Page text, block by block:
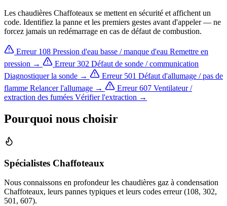
Les chaudières Chaffoteaux se mettent en sécurité et affichent un
code. Identifiez la panne et les premiers gestes avant d'appeler — ne
forcez jamais un redémarrage en cas de défaut de combustion.
Erreur 108 Pression d'eau basse / manque d'eau Remettre en
pression →
Erreur 302 Défaut de sonde / communication
Diagnostiquer la sonde →
Erreur 501 Défaut d'allumage / pas de
flamme Relancer l'allumage → Erreur 607 Ventilateur /
extraction des fumées Vérifier l'extraction →
Pourquoi nous choisir
Spécialistes Chaffoteaux
Nous connaissons en profondeur les chaudières gaz à condensation
Chaffoteaux, leurs pannes typiques et leurs codes erreur (108, 302,
501, 607).